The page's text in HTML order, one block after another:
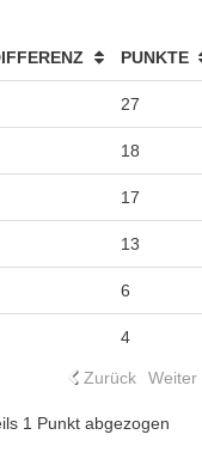
PUNKTE
27
18
17
13
6
4
Zurück Weiter
1 Punkt abgezogen